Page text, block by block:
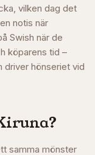
vilken dag det
notis när
Swish när de
köparens tid –
driver hönseriet vid
?
samma mönster